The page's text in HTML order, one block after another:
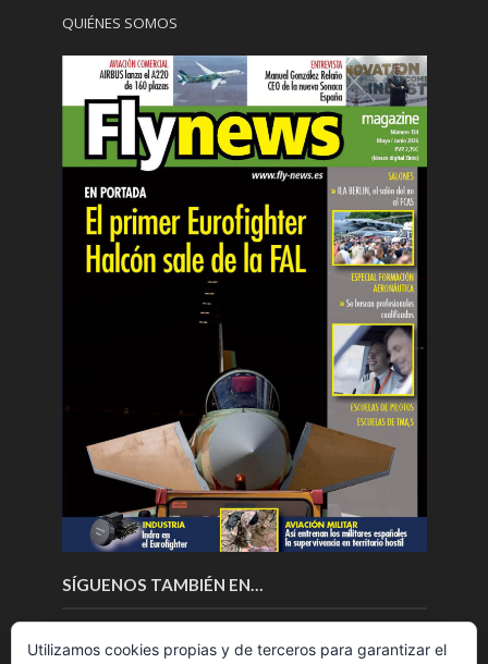
QUIÉNES SOMOS
SÍGUENOS TAMBIÉN EN…
Utilizamos cookies propias y de terceros para garantizar el